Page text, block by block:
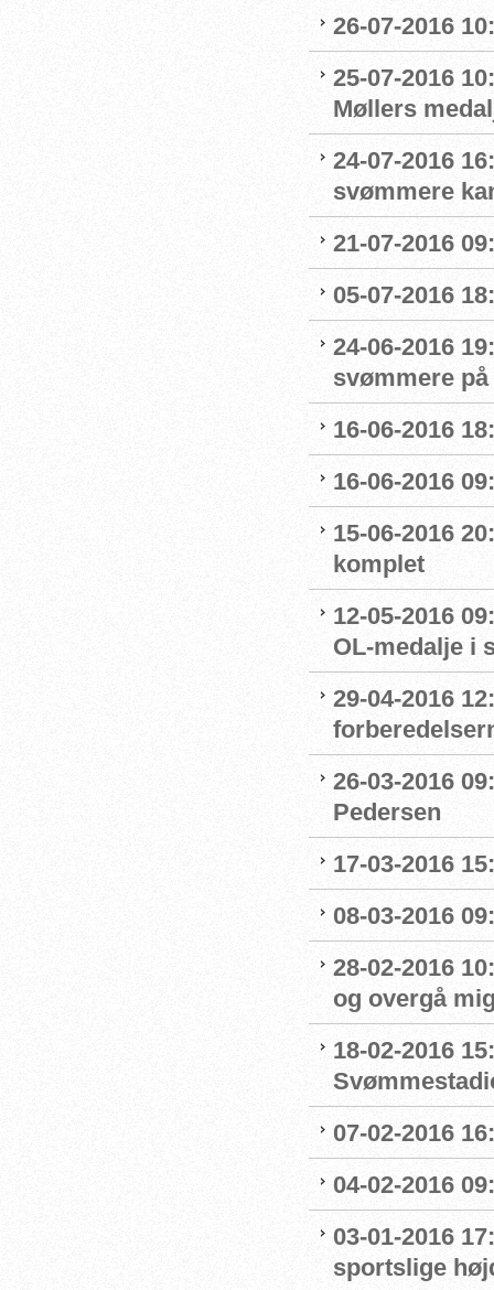
26-07-2016
25-07-2016
Møllers
24-07-2016
svømmere
21-07-2016
05-07-2016
24-06-2016
svømmere
16-06-2016
16-06-2016
15-06-2016
komplet
12-05-2016
OL-medalje i
29-04-2016
26-03-2016
Pedersen
17-03-2016
08-03-2016
28-02-2016
og overgå
18-02-2016
07-02-2016
04-02-2016
03-01-2016
sportslige